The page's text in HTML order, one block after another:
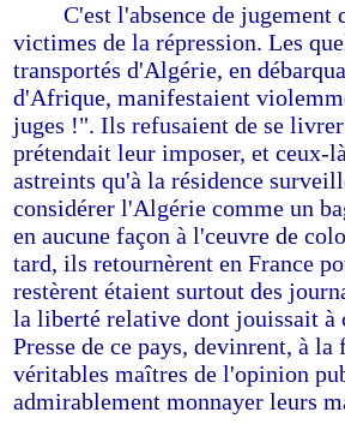
C'est l'absence de
victimes de la répression. Les
transportés d'Algérie, en
d'Afrique, manifestaient
juges !". Ils refusaient de se
prétendait leur imposer, et ceux-
astreints qu'à la résidence
considérer l'Algérie comme un
en aucune façon à l'ceuvre de
tard, ils retournèrent en France
restèrent étaient surtout des
la liberté relative dont jouissait à
Presse de ce pays, devinrent, à
véritables maîtres de l'opinion
admirablement monnayer leurs